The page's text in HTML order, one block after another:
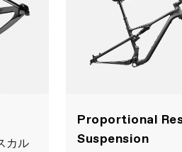
カル
Proportional
Suspension